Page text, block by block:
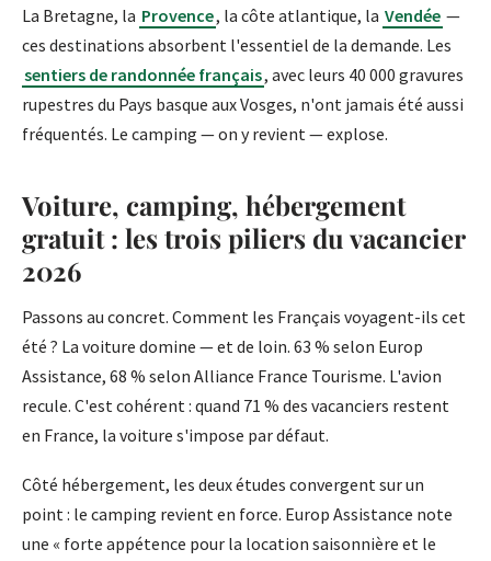
La Bretagne, la Provence, la côte atlantique, la Vendée —
ces destinations absorbent l'essentiel de la demande. Les
sentiers de randonnée français, avec leurs 40 000 gravures
rupestres du Pays basque aux Vosges, n'ont jamais été aussi
fréquentés. Le camping — on y revient — explose.
Voiture, camping, hébergement
gratuit : les trois piliers du vacancier
2026
Passons au concret. Comment les Français voyagent-ils cet
été ? La voiture domine — et de loin. 63 % selon Europ
Assistance, 68 % selon Alliance France Tourisme. L'avion
recule. C'est cohérent : quand 71 % des vacanciers restent
en France, la voiture s'impose par défaut.
Côté hébergement, les deux études convergent sur un
point : le camping revient en force. Europ Assistance note
une « forte appétence pour la location saisonnière et le